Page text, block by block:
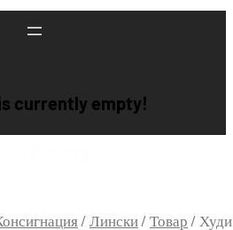
currently empty!
/ Лински / Товар / Худи